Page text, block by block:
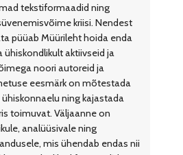
tekstiformaadid ning
kriisi. Nendest
püüab Müürileht hoida enda
ühiskondlikult aktiivseid ja
noori autoreid ja
eesmärk on mõtestada
ning kajastada
toimuvat. Väljaanne on
analüüsivale ning
mis ühendab endas nii